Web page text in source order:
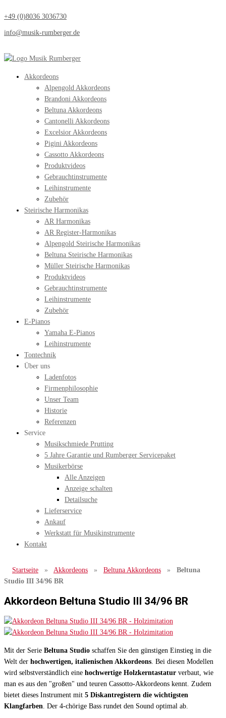
+49 (0)8036 3036730
info@musik-rumberger.de
Akkordeons
Alpengold Akkordeons
Brandoni Akkordeons
Beltuna Akkordeons
Cantonelli Akkordeons
Excelsior Akkordeons
Pigini Akkordeons
Cassotto Akkordeons
Produktvideos
Gebrauchtinstrumente
Leihinstrumente
Zubehör
Steirische Harmonikas
AR Harmonikas
AR Register-Harmonikas
Alpengold Steirische Harmonikas
Beltuna Steirische Harmonikas
Müller Steirische Harmonikas
Produktvideos
Gebrauchtinstrumente
Leihinstrumente
Zubehör
E-Pianos
Yamaha E-Pianos
Leihinstrumente
Tontechnik
Über uns
Ladenfotos
Firmenphilosophie
Unser Team
Historie
Referenzen
Service
Musikschmiede Prutting
5 Jahre Garantie und Rumberger Servicepaket
Musikerbörse
Alle Anzeigen
Anzeige schalten
Detailsuche
Lieferservice
Ankauf
Werkstatt für Musikinstrumente
Kontakt
Startseite » Akkordeons » Beltuna Akkordeons »
Beltuna
Studio III 34/96 BR
Akkordeon Beltuna Studio III 34/96 BR
Mit der Serie Beltuna Studio schaffen Sie den günstigen Einstieg in die
Welt der hochwertigen, italienischen Akkordeons . Bei diesen Modellen
wird selbstverständlich eine hochwertige Holzkerntastatur verbaut, wie
man es aus den "großen" und teuren Cassotto-Akkordeons kennt. Zudem
bietet dieses Instrument mit 5 Diskantregistern die wichtigsten
Klangfarben . Der 4-chörige Bass rundet den Sound optimal ab.